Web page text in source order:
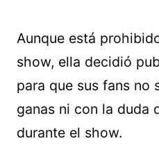
Aunque está
show, ella decidió
para que sus fans no
ganas ni con la duda
durante el show.